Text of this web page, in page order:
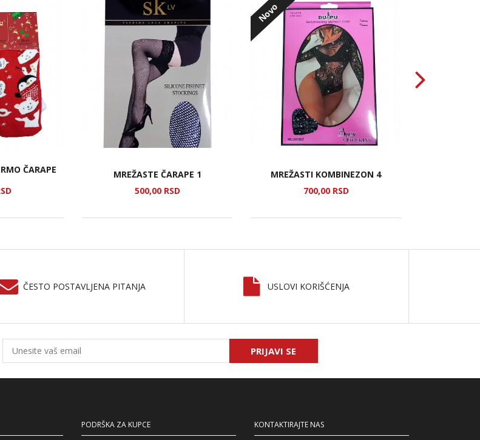
ČARAPE
MREŽASTE ČARAPE 1
500,00 RSD
Novo
MREŽASTI KOMBINEZON 4
700,00 RSD
ČESTO POSTAVLJENA PITANJA USLOVI KORIŠĆENJA
PRIJAVI SE
PODRŠKA ZA KUPCE KONTAKTIRAJTE NAS